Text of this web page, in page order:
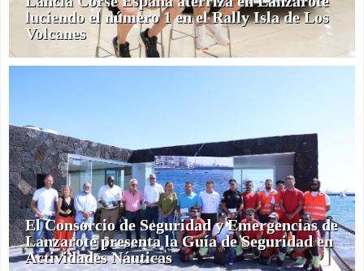
luciendo el número 1 en el Rally Isla de Los
Volcanes
El Consorcio de Seguridad y Emergencias de
Lanzarote presenta la Guía de Seguridad en
Actividades Náuticas